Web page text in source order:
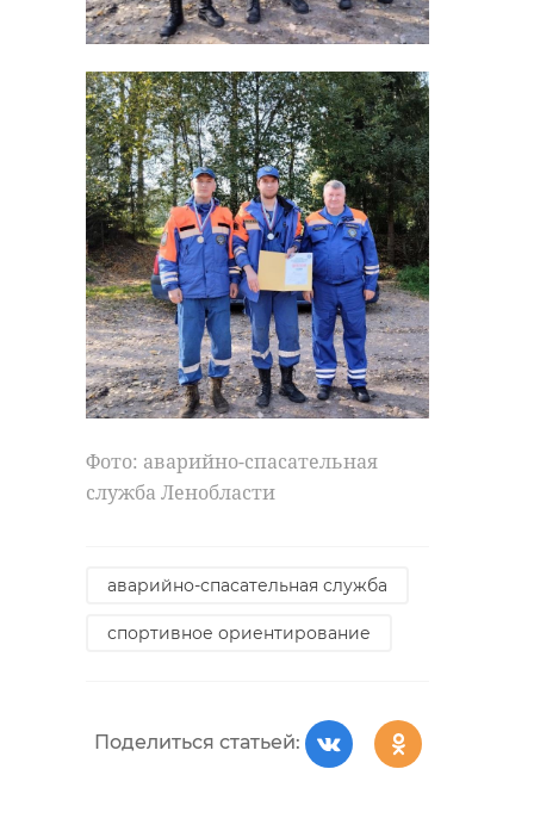
Фото: аварийно-спасательная
служба Ленобласти
аварийно-спасательная служба
спортивное ориентирование
Поделиться статьей:
в Европу»
объявил конкурс
28 июля, 20:18
МотоПарк
на Поле
символ и м ...
29 июля, 13:03
Поделиться статьей: